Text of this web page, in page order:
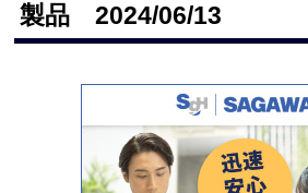
製品 2024/06/13